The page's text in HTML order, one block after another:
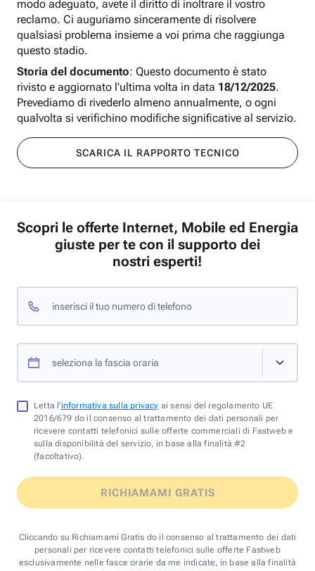
modo adeguato, avete il diritto di inoltrare il vostro
reclamo. Ci auguriamo sinceramente di risolvere
qualsiasi problema insieme a voi prima che raggiunga
questo stadio.
Storia del documento: Questo documento è stato
rivisto e aggiornato l'ultima volta in data 18/12/2025.
Prevediamo di rivederlo almeno annualmente, o ogni
qualvolta si verifichino modifiche significative al servizio.
SCARICA IL RAPPORTO TECNICO
Scopri le offerte Internet, Mobile ed Energia
giuste per te con il supporto dei
nostri esperti!
inserisci il tuo numero di telefono
seleziona la fascia oraria
Letta l'informativa sulla privacy ai sensi del regolamento UE
2016/679 do il consenso al trattamento dei dati personali per
ricevere contatti telefonici sulle offerte commerciali di Fastweb e
sulla disponibilità del servizio, in base alla finalità #2
(facoltativo).
RICHIAMAMI GRATIS
Cliccando su Richiamami Gratis do il consenso al trattamento dei dati
personali per ricevere contatti telefonici sulle offerte Fastweb
esclusivamente nelle fasce orarie da me indicate, in base alla finalità